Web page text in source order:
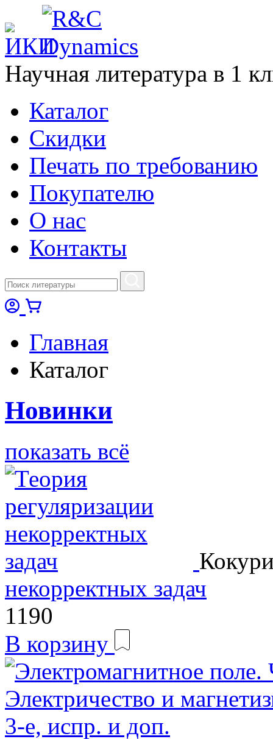
Научная литература в 1
Каталог
Cкидки
Печать по требованию
Покупателю
О нас
Контакты
Главная
Каталог
Новинки
показать всё
некорректных задач
1190
В корзину